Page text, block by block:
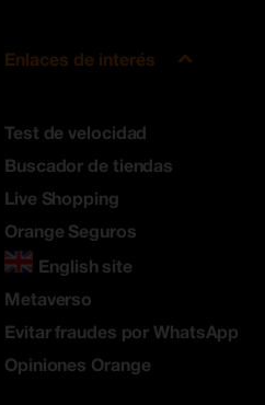
Enlaces de interés
Test de velocidad
Buscador de tiendas
Live Shopping
Orange Seguros
English site
Metaverso
Evitar fraudes por WhatsApp
Opiniones Orange